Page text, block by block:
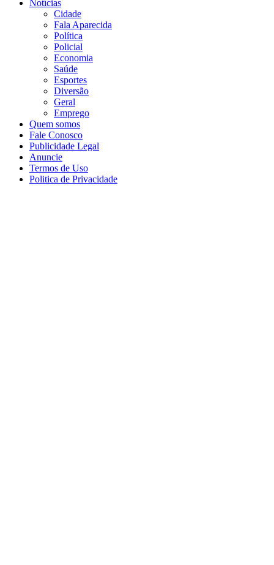
Notícias
Cidade
Fala Aparecida
Política
Policial
Economia
Saúde
Esportes
Diversão
Geral
Emprego
Quem somos
Fale Conosco
Publicidade Legal
Anuncie
Termos de Uso
Politica de Privacidade